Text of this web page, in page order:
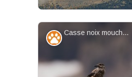
Voir
Mont Blanc, le
d’Arves, le Massif
exemples des
Rochebrune.
Casse noix moucheté - ©Lilian_Car
Faune